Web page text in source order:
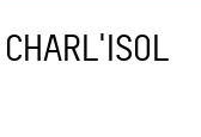
CHARL'ISOL